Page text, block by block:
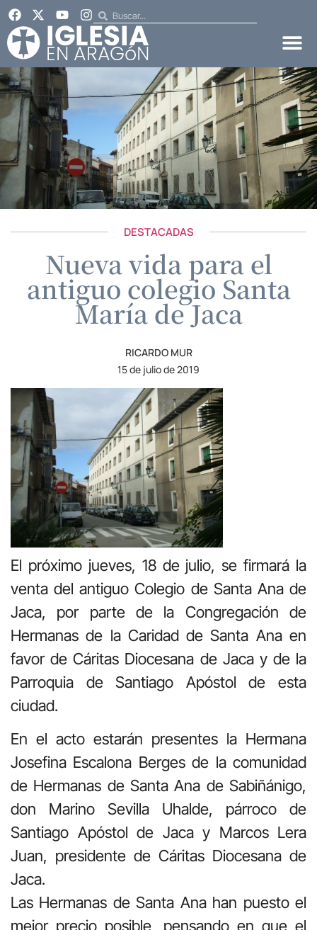
DESTACADAS
Nueva vida para el
antiguo colegio Santa
María de Jaca
RICARDO MUR
15 de julio de 2019
El próximo jueves, 18 de julio, se firmará la
venta del antiguo Colegio de Santa Ana de
Jaca, por parte de la Congregación de
Hermanas de la Caridad de Santa Ana en
favor de Cáritas Diocesana de Jaca y de la
Parroquia de Santiago Apóstol de esta
ciudad.
En el acto estarán presentes la Hermana
Josefina Escalona Berges de la comunidad
de Hermanas de Santa Ana de Sabiñánigo,
don Marino Sevilla Uhalde, párroco de
Santiago Apóstol de Jaca y Marcos Lera
Juan, presidente de Cáritas Diocesana de
Jaca.
Las Hermanas de Santa Ana han puesto el
mejor precio posible, pensando en que el